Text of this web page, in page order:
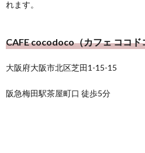
れます。
CAFE cocodoco（カフェ ココド
大阪府大阪市北区芝田1-15-15
阪急梅田駅茶屋町口 徒歩5分